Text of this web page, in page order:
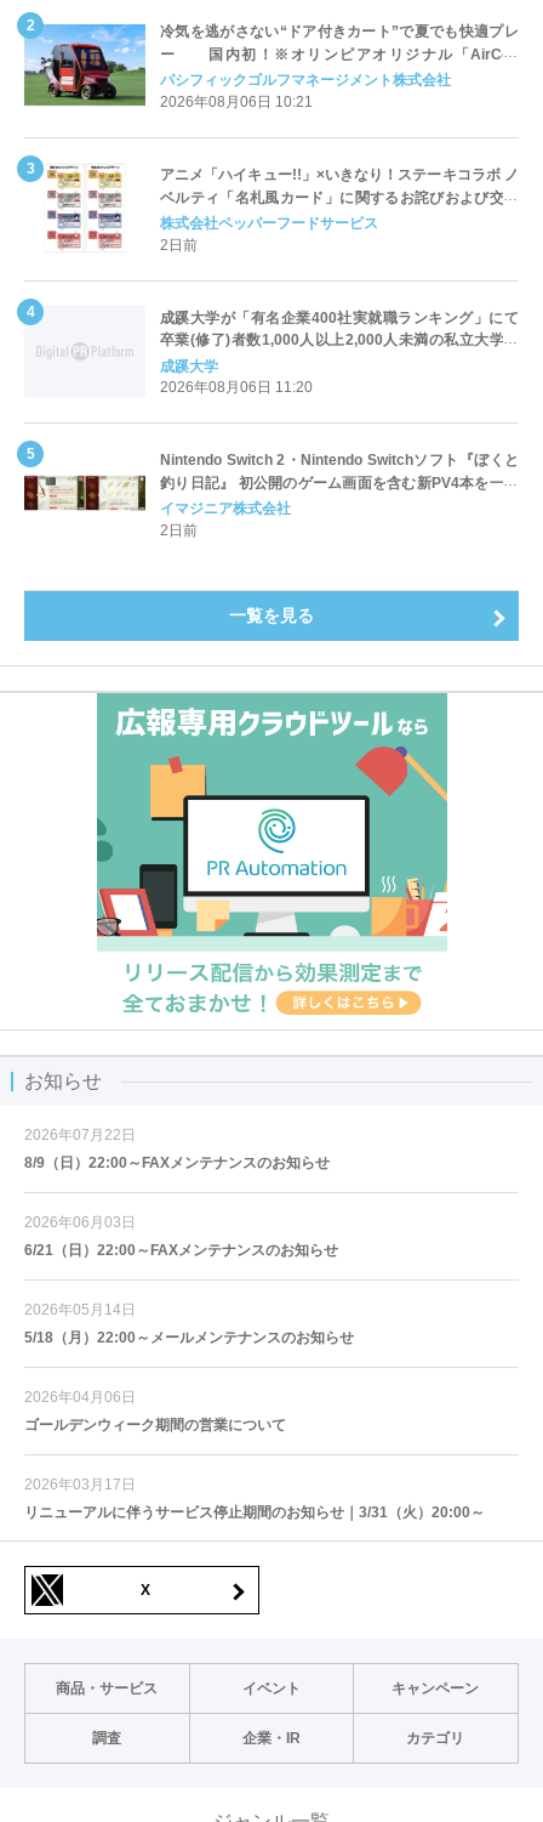
冷気を逃がさない“ドア付きカート”で夏でも快適プレ
ー 国内初！※オリンピアオリジナル「AirCon
Cart（エアコンカート）」導入 | ＰＧＭ
パシフィックゴルフマネージメント株式会社
2026年08月06日 10:21
アニメ「ハイキュー!!」×いきなり！ステーキコラボ ノ
ベルティ「名札風カード」に関するお詫びおよび交換
対応についてのご案内
株式会社ペッパーフードサービス
2日前
成蹊大学が「有名企業400社実就職ランキング」にて
卒業(修了)者数1,000人以上2,000人未満の私立大学で
全国第1位を獲得！～実就職率は26.5%（前年比＋
4.3pt）に伸長、東京の私立大学でも10位にランクイン
成蹊大学
2026年08月06日 11:20
Nintendo Switch 2・Nintendo Switchソフト『ぼくと
釣り日記』 初公開のゲーム画面を含む新PV4本を一挙
公開！
イマジニア株式会社
2日前
一覧を見る
お知らせ
2026年07月22日
8/9（日）22:00～FAXメンテナンスのお知らせ
2026年06月03日
6/21（日）22:00～FAXメンテナンスのお知らせ
2026年05月14日
5/18（月）22:00～メールメンテナンスのお知らせ
2026年04月06日
ゴールデンウィーク期間の営業について
2026年03月17日
リニューアルに伴うサービス停止期間のお知らせ｜3/31（火）20:00～
X
商品・サービス イベント キャンペーン
調査 企業・IR カテゴリ